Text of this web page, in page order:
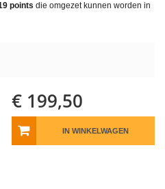
points die omgezet kunnen worden in
€ 199,50
IN WINKELWAGEN